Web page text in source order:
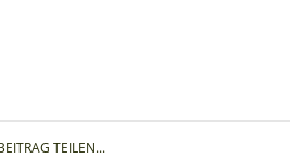
TEILEN...